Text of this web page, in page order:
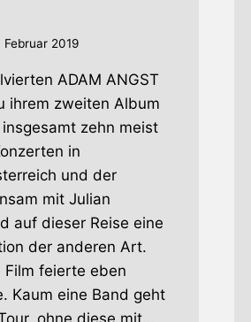
Februar 2019
ADAM ANGST
ihrem zweiten Album
insgesamt zehn meist
in
und der
mit Julian
auf dieser Reise eine
der anderen Art.
feierte eben
Kaum eine Band geht
ohne diese mit…